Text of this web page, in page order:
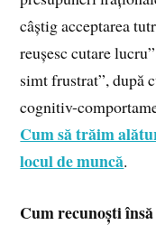
câștig acceptarea
reușesc cutare
simt frustrat”, după
cognitiv-
Cum să trăim
locul de muncă.
Cum recunoști